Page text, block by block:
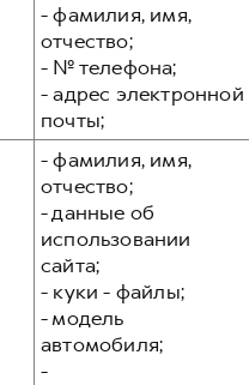
- фамилия, имя,
отчество;
- № телефона;
- адрес электронной
почты;
- фамилия, имя,
отчество;
- данные об
использовании
сайта;
- куки - файлы;
- модель
автомобиля;
-